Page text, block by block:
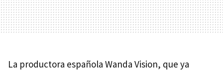
La productora española Wanda Vision, que ya